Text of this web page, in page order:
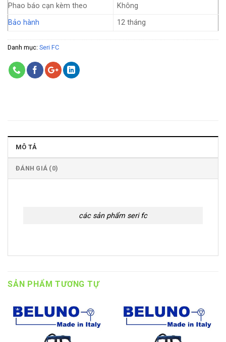
Phao báo cạn kèm theo
Không
Bảo hành
12 tháng
Danh mục: Seri FC
MÔ TẢ
ĐÁNH GIÁ (0)
các sản phẩm seri fc
SẢN PHẨM TƯƠNG TỰ